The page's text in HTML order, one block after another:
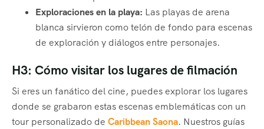
Exploraciones en la playa: Las playas de arena
blanca sirvieron como telón de fondo para escenas
de exploración y diálogos entre personajes.
H3: Cómo visitar los lugares de filmación
Si eres un fanático del cine, puedes explorar los lugares
donde se grabaron estas escenas emblemáticas con un
tour personalizado de Caribbean Saona. Nuestros guías